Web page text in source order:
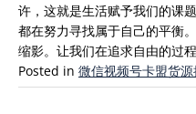
许，这就是生活赋予我们的课题
都在努力寻找属于自己的平衡
缩影。让我们在追求自由的过
Posted in 微信视频号卡盟货